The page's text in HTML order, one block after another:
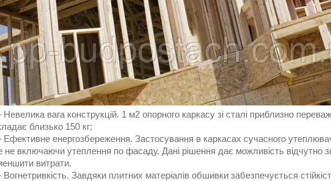
вага конструкцій. 1 м2 опорного каркасу зі сталі приблизно
близько 150 кг;
енергозбереження. Застосування в каркасах сучасного
не включаючи утеплення по фасаду. Дані рішення дає можливість відчутно
витрати.
Завдяки плитних матеріалів обшивки забезпечується